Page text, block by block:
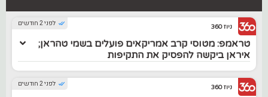
לפני 2 חודשים ניוז 360
טראמפ: מטוסי קרב אמריקאים פועלים בשמי טהראן;
איראן ביקשה להפסיק את התקיפות
לפני 2 חודשים ניוז 360